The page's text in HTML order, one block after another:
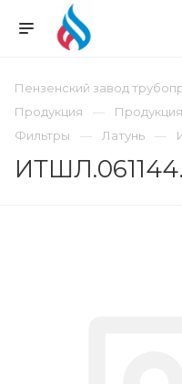
Пензенский завод
Продукция
Фильтры
Латунь